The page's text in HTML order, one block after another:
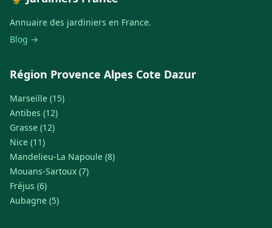
Annuaire des jardiniers en France.
Blog →
Région Provence Alpes Cote Dazur
Marseille (15)
Antibes (12)
Grasse (12)
Nice (11)
Mandelieu-La Napoule (8)
Mouans-Sartoux (7)
Fréjus (6)
Aubagne (5)